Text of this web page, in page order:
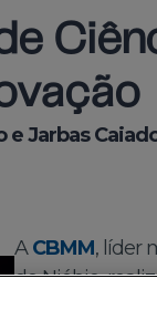
Jarbas
ACBMM, líder
de Nióbio,